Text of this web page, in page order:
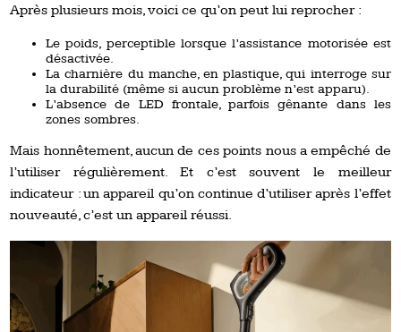
Après plusieurs mois, voici ce qu’on peut lui reprocher :
Le poids, perceptible lorsque l’assistance motorisée est
désactivée.
La charnière du manche, en plastique, qui interroge sur
la durabilité (même si aucun problème n’est apparu).
L’absence de LED frontale, parfois gênante dans les
zones sombres.
Mais honnêtement, aucun de ces points nous a empêché de
l’utiliser régulièrement. Et c’est souvent le meilleur
indicateur : un appareil qu’on continue d’utiliser après l’effet
nouveauté, c’est un appareil réussi.